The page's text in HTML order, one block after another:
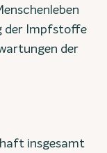
der Impfstoffe
der
insgesamt